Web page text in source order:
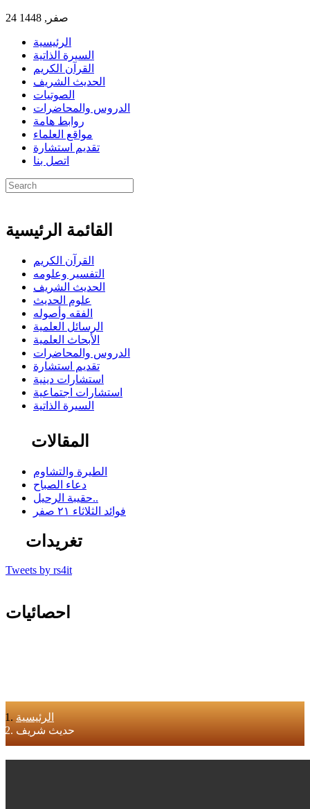
24 صفر, 1448
الرئيسية
السيرة الذاتية
القرآن الكريم
الحديث الشريف
الصوتيات
الدروس والمحاضرات
روابط هامة
مواقع العلماء
تقديم استشارة
اتصل بنا
القائمة الرئيسية
القرآن الكريم
التفسير وعلومه
الحديث الشريف
علوم الحديث
الفقه وأصوله
الرسائل العلمية
الأبحاث العلمية
الدروس والمحاضرات
تقديم استشارة
استشارات دينية
استشارات اجتماعية
السيرة الذاتية
المقالات
الطيرة والتشاوم
دعاء الصباح
حقيبة الرحيل..
فوائد الثلاثاء ٢١ صفر
تغريدات
Tweets by rs4it
احصائيات
الرئيسية
حديث شريف